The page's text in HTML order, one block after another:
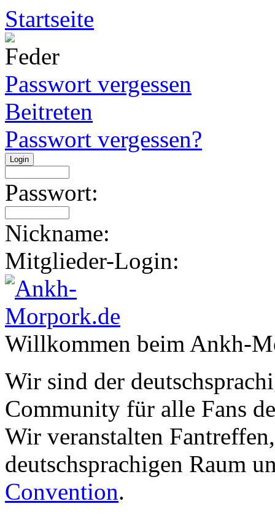
Startseite
Passwort vergessen
Beitreten
Passwort vergessen?
Passwort:
Nickname:
Mitglieder-Login:
Willkommen beim Ankh-
Wir sind der
Community für alle Fans
Wir veranstalten
deutschsprachigen Raum
Convention.